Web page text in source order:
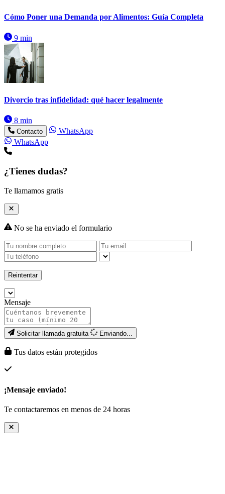
Cómo Poner una Demanda por Alimentos: Guía Completa
9 min
Divorcio tras infidelidad: qué hacer legalmente
8 min
Contacto
WhatsApp
WhatsApp
¿Tienes dudas?
Te llamamos gratis
No se ha enviado el formulario
Reintentar
Mensaje
Solicitar llamada gratuita Enviando...
Tus datos están protegidos
¡Mensaje enviado!
Te contactaremos en menos de 24 horas